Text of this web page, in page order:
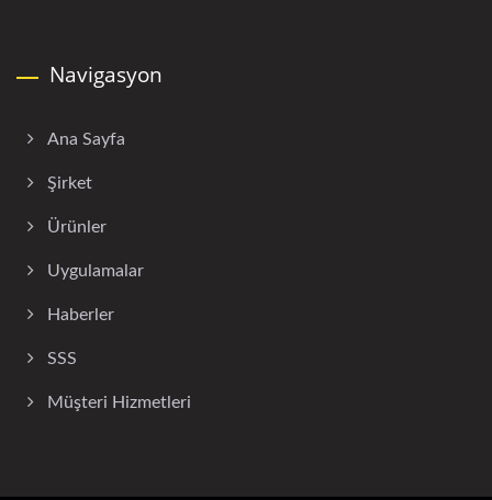
Navigasyon
Ana Sayfa
Şirket
Ürünler
Uygulamalar
Haberler
SSS
Müşteri Hizmetleri